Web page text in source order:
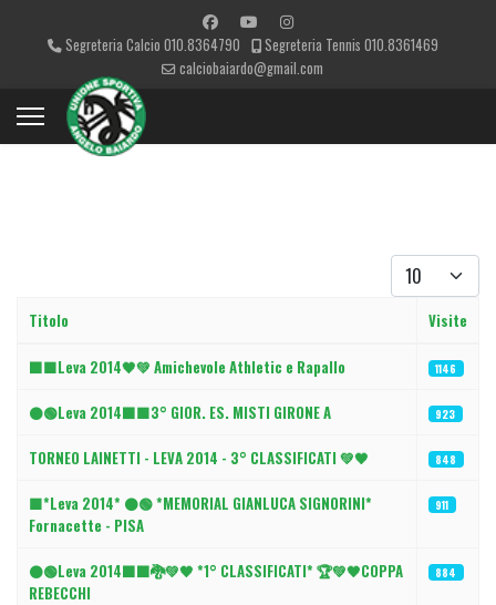
Segreteria Calcio 010.8364790
Segreteria Tennis 010.8361469
calciobaiardo@gmail.com
Visualizza #
Titolo Visite
⬛🟩Leva 2014🖤💚 Amichevole Athletic e Rapallo 1146
⚫🟢Leva 2014⬛🟩3° GIOR. ES. MISTI GIRONE A 923
TORNEO LAINETTI - LEVA 2014 - 3° CLASSIFICATI 💚🖤 848
🟩*Leva 2014* ⚫🟢 *MEMORIAL GIANLUCA SIGNORINI*
Fornacette - PISA
911
⚫🟢Leva 2014⬛⬛🐉💚🖤 *1° CLASSIFICATI* 🏆💚🖤COPPA
REBECCHI
884